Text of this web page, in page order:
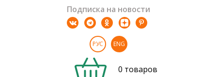
Подписка на новости
РУС ENG
0 товаров